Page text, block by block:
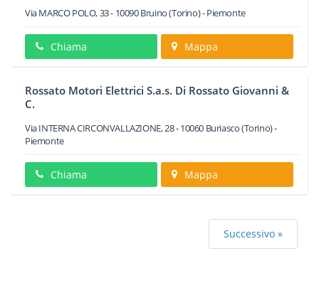
Via MARCO POLO, 33- 10090Bruino(Torino) -Piemonte
Chiama Mappa
Rossato Motori Elettrici S.a.s. Di Rossato Giovanni &
C.
Via INTERNA CIRCONVALLAZIONE, 28-10060 Buriasco(Torino) -
Piemonte
Chiama Mappa
Successivo »